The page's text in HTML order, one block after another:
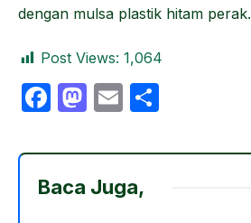
dengan mulsa plastik hitam perak.
Post Views: 1,064
F
c
e
M
st
o
E
ail ar
Baca Juga,